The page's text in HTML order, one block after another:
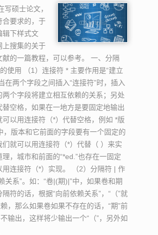
写硕士论文，
合要求的，于
辑下样式文
上搜集的关于
献的一篇教程，可以参考。 一、分隔
使用 （1）连接符 * 主要作用是“建立
在两个字段之间插入“连接符”时，插入
两个字段将建立相互依赖的关系；另处
替空格，如果在一地方是要固定地输出
可以用连接符（*）代替空格，例如 *版
，版本和它前面的字段要有一个固定的
们就可以用连接符（*）代替（ ）来实
，城市和前面的“*ed.”也存在一固定
用连接符（*）实现。 （2）分隔符 | 作
关系”。如：“卷|(期)|”中，如果卷和期
符的话，根据“向前依赖关系”，“（”就
，那么如果卷如果不存在的话，“期”前
输出，这样将少输出一个“（”，另外如